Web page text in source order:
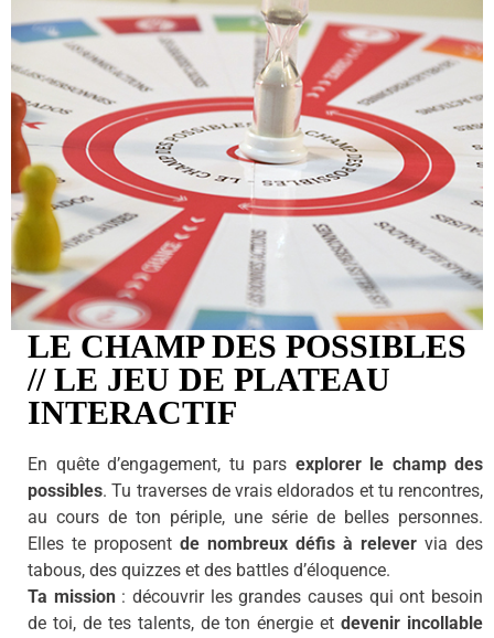
LE CHAMP DES POSSIBLES
// LE JEU DE PLATEAU
INTERACTIF
En quête d’engagement, tu pars explorer le champ des
possibles.Tu traverses de vrais eldorados et tu rencontres,
au cours de ton périple, une série de belles personnes.
Elles te proposent de nombreux défis à relever via des
tabous, des quizzes et des battles d’éloquence.
Ta mission: découvrir les grandes causes qui ont besoin
de toi, de tes talents, de ton énergie etdevenir incollable